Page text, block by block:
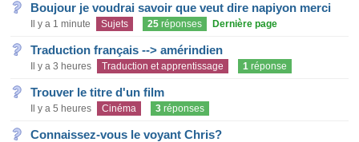
Boujour je voudrai savoir que veut dire napiyon merci
Il y a 1 minute Sujets 25 réponses Dernière page
Traduction français --> amérindien
Il y a 3 heures Traduction et apprentissage 1 réponse
Trouver le titre d'un film
Il y a 5 heures Cinéma 3 réponses
Connaissez-vous le voyant Chris?